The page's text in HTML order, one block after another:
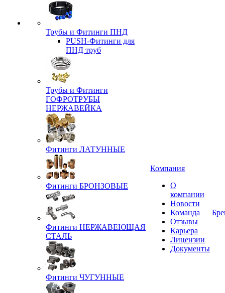
Трубы и Фитинги ПНД
PUSH-Фитинги для
ПНД труб
Трубы и Фитинги
ГОФРОТРУБЫ
НЕРЖАВЕЙКА
Фитинги ЛАТУННЫЕ
Фитинги БРОНЗОВЫЕ
Фитинги НЕРЖАВЕЮЩАЯ
СТАЛЬ
Фитинги ЧУГУННЫЕ
Компания
О
компании
Новости
Команда
Отзывы
Карьера
Лицензии
Документы